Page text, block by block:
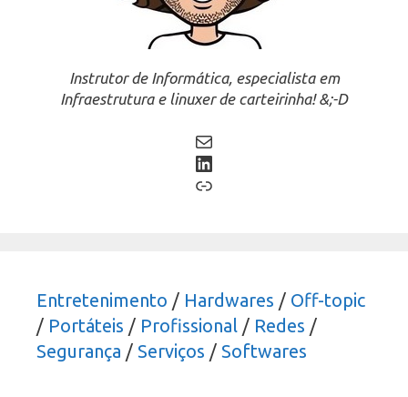
Instrutor de Informática, especialista em
Infraestrutura e linuxer de carteirinha! &;-D
Mail
LinkedIn
Link
Entretenimento / Hardwares / Off-topic
/ Portáteis / Profissional / Redes /
Segurança / Serviços / Softwares